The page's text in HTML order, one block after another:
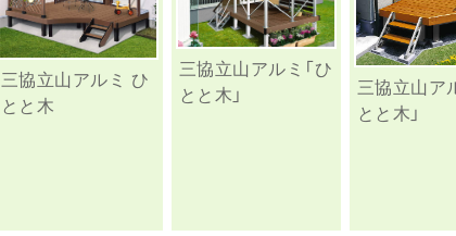
三協立山アルミ ひ
とと木
三協立山アルミ「ひ
とと木」
三協立山ア
とと木」